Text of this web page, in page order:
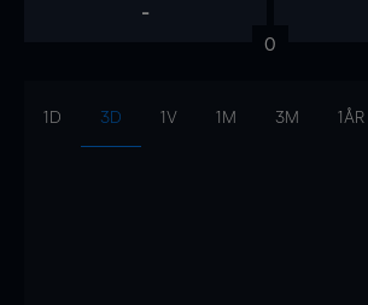
-
0
1D 3D 1V 1M 3M 1ÅR